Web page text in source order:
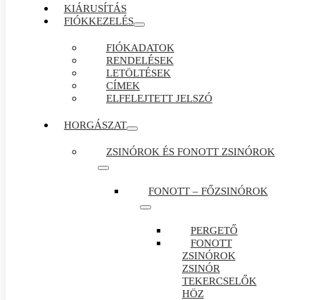
KIÁRUSÍTÁS
FIÓKKEZELÉS
FIÓKADATOK
RENDELÉSEK
LETÖLTÉSEK
CÍMEK
ELFELEJTETT JELSZÓ
HORGÁSZAT
ZSINÓROK ÉS FONOTT ZSINÓROK
FONOTT – FŐZSINÓROK
PERGETŐ
FONOTT
ZSINÓROK
ZSINÓR
TEKERCSELŐK
HÖZ